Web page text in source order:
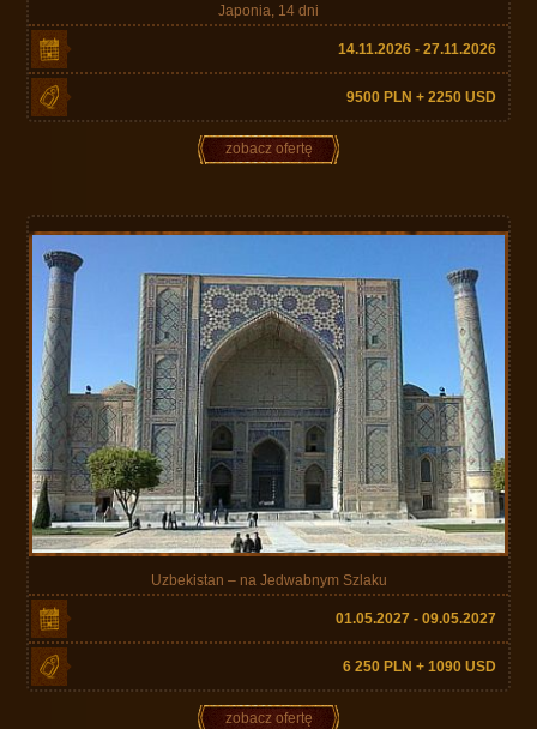
Japonia, 14 dni
14.11.2026 - 27.11.2026
9500 PLN + 2250 USD
zobacz ofertę
Uzbekistan – na Jedwabnym Szlaku
01.05.2027 - 09.05.2027
6 250 PLN + 1090 USD
zobacz ofertę